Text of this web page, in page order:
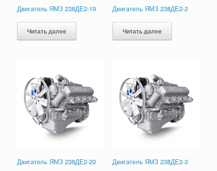
Двигатель ЯМЗ 238ДЕ2-19
Читать далее
Двигатель ЯМЗ 238ДЕ2-2
Читать далее
Двигатель ЯМЗ 238ДЕ2-20 Двигатель ЯМЗ 238ДЕ2-3